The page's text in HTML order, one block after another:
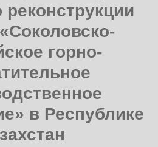
реконструкции
горно-
в Республике